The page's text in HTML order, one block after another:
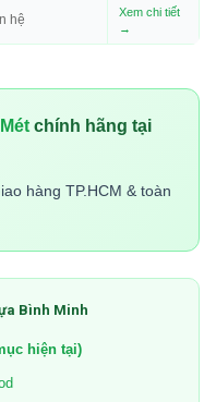
hệ
Xem chi tiết
→
chính hãng tại
hàng TP.HCM & toàn
Bình Minh
hiện tại)